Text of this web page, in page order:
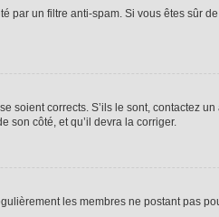
par un filtre anti-spam. Si vous êtes sûr
soient corrects. S’ils le sont, contactez
son côté, et qu’il devra la corriger.
les membres ne postant pas